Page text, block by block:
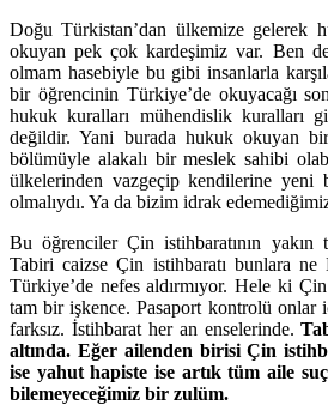
Doğu Türkistan’dan ülkemize gelerek
okuyan pek çok kardeşimiz var. Ben
olmam hasebiyle bu gibi insanlarla
bir öğrencinin Türkiye’de okuyacağı
hukuk kuralları mühendislik kuralları
değildir. Yani burada hukuk okuyan
bölümüyle alakalı bir meslek sahibi
ülkelerinden vazgeçip kendilerine yeni
olmalıydı. Ya da bizim idrak
Bu öğrenciler Çin istihbaratının yakın
Tabiri caizse Çin istihbaratı bunlara
Türkiye’de nefes aldırmıyor. Hele ki
tam bir işkence. Pasaport kontrolü onlar
farksız. İstihbarat her an enselerinde.
altında. Eğer ailenden birisi Çin
ise yahut hapiste ise artık tüm aile
bilemeyeceğimiz bir zulüm.